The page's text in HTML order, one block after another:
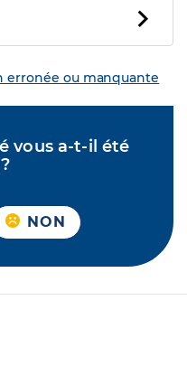
erronée ou manquante
vous a-t-il été
NON